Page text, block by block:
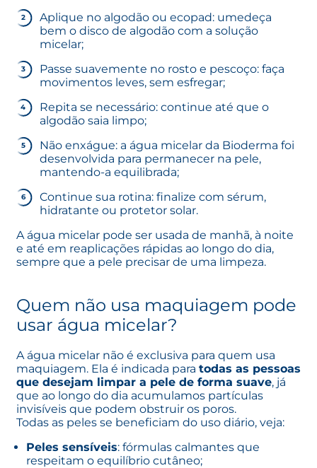
Aplique no algodão ou ecopad: umedeça
bem o disco de algodão com a solução
micelar;
Passe suavemente no rosto e pescoço: faça
movimentos leves, sem esfregar;
Repita se necessário: continue até que o
algodão saia limpo;
Não enxágue: a água micelar da Bioderma foi
desenvolvida para permanecer na pele,
mantendo-a equilibrada;
Continue sua rotina: finalize com sérum,
hidratante ou protetor solar.
A água micelar pode ser usada de manhã, à noite
e até em reaplicações rápidas ao longo do dia,
sempre que a pele precisar de uma limpeza.
Quem não usa maquiagem pode
usar água micelar?
A água micelar não é exclusiva para quem usa
maquiagem. Ela é indicada para todas as pessoas
que desejam limpar a pele de forma suave, já
que ao longo do dia acumulamos partículas
invisíveis que podem obstruir os poros.
Todas as peles se beneficiam do uso diário, veja:
Peles sensíveis: fórmulas calmantes que
respeitam o equilíbrio cutâneo;